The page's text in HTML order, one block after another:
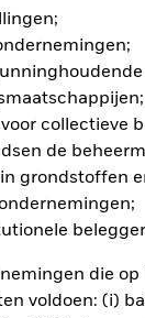
collectieve
de
grondstoffen
die
voldoen: (i)
met
aan een
screening kan
screening.
valutarisico's af
voor
het fonds, kunt
het woord
aanvraag
het Fonds